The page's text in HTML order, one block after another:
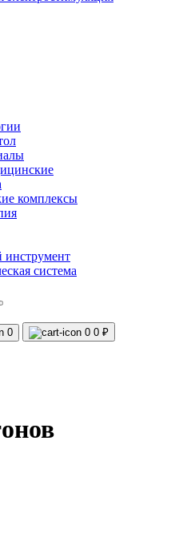
комплексы
инструмент
система
0 0 0 ₽